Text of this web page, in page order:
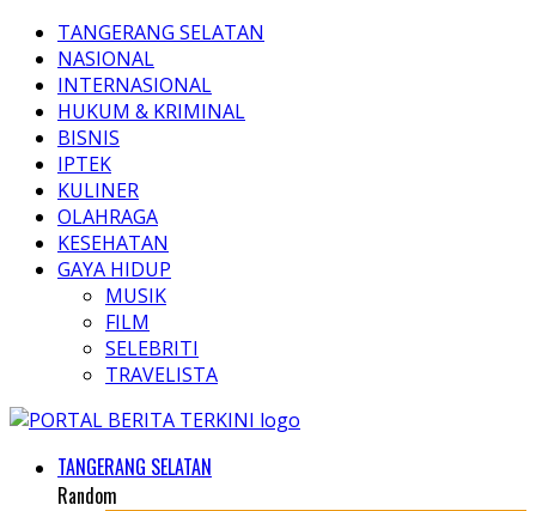
TANGERANG SELATAN
NASIONAL
INTERNASIONAL
HUKUM & KRIMINAL
BISNIS
IPTEK
KULINER
OLAHRAGA
KESEHATAN
GAYA HIDUP
MUSIK
FILM
SELEBRITI
TRAVELISTA
TANGERANG SELATAN
Random